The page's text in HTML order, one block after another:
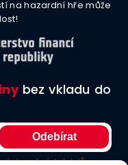
na hazardní hře může
bez vkladu do
osobních údajů